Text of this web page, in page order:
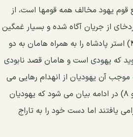
قوم یهود مخالف همه قومها است، از
تا تمام آنان را به هلاکت رساند. (استر، ۳) ولی مردخای از جریان آگاه شده و بسیار غمگین
می شود. مردخای از استر می خواهد که جلوی این کار را بگیرد. (استر، ۴) استر پادشاه را به همراه هامان به دو
پادشاه می گوید که یهودی است و هامان قصد نابودی
گیرد که به موجب آن یهودیان از انهدام رهایی می
یابند و دشمنان یهود به ویژه هامان به دار آویخته می شوند. (استر، ۷ و ۸) در ادامه بیان می شود که یهودیان
یافتند اما دست خود را به تاراج